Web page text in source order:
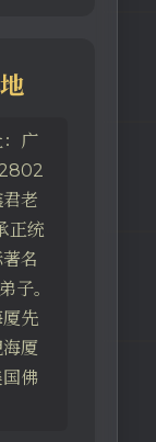
广
老
正统
名
子。
先
厦
佛